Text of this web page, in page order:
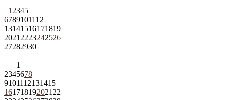
1 2345
6789101112
13141516171819
2021 2223242526
27282930
1
2345678
9101112131415
161718192021 22